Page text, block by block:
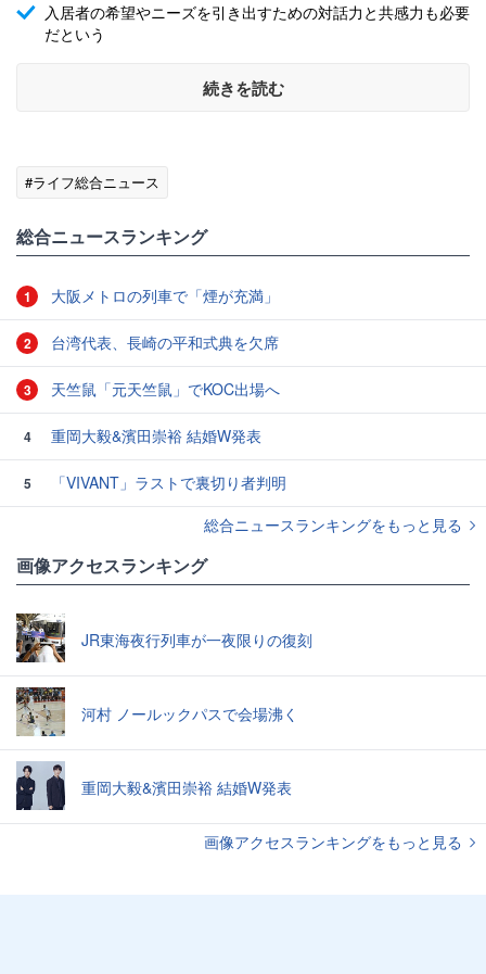
入居者の希望やニーズを引き出すための対話力と共感力も必要
だという
続きを読む
#ライフ総合ニュース
総合ニュースランキング
1 大阪メトロの列車で「煙が充満」
2 台湾代表、長崎の平和式典を欠席
3 天竺鼠「元天竺鼠」でKOC出場へ
4 重岡大毅&濱田崇裕 結婚W発表
5
「VIVANT」ラストで裏切り者判明
総合ニュースランキングをもっと見る
画像アクセスランキング
JR東海夜行列車が一夜限りの復刻
河村 ノールックパスで会場沸く
重岡大毅&濱田崇裕 結婚W発表
画像アクセスランキングをもっと見る